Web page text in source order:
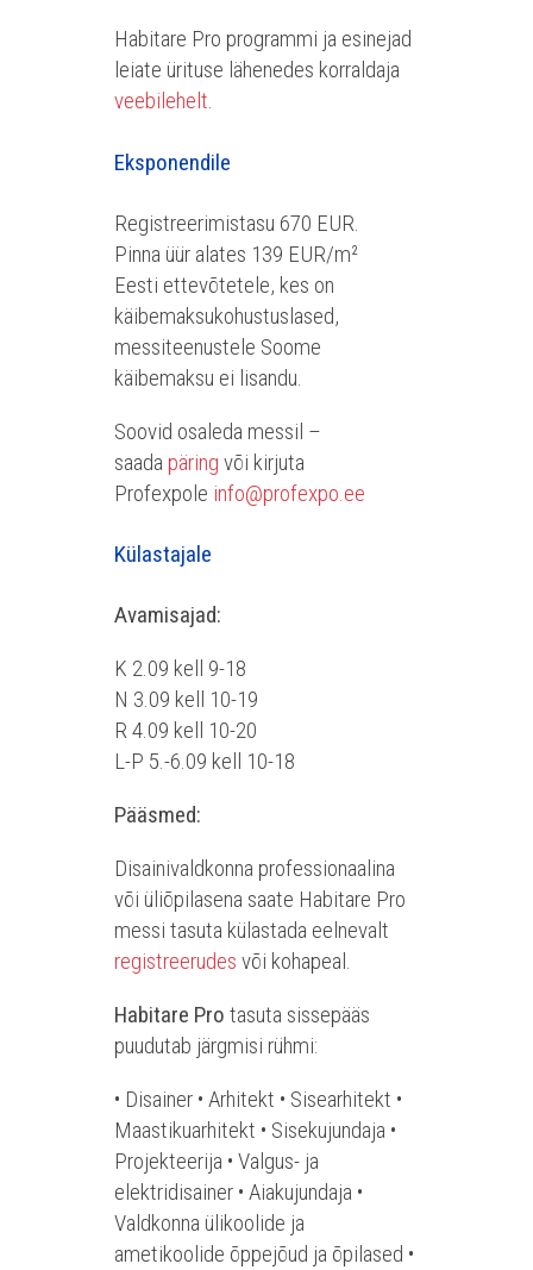
Habitare Pro programmi ja esinejad
leiate ürituse lähenedes korraldaja
veebilehelt.
Eksponendile
Registreerimistasu 670 EUR.
Pinna üür alates 139 EUR/m²
Eesti ettevõtetele, kes on
käibemaksukohustuslased,
messiteenustele Soome
käibemaksu ei lisandu.
Soovid osaleda messil –
saada päring või kirjuta
Profexpole info@profexpo.ee
Külastajale
Avamisajad:
K 2.09 kell 9-18
N 3.09 kell 10-19
R 4.09 kell 10-20
L-P 5.-6.09 kell 10-18
Pääsmed:
Disainivaldkonna professionaalina
või üliõpilasena saate Habitare Pro
messi tasuta külastada eelnevalt
registreerudes või kohapeal.
Habitare Pro tasuta sissepääs
puudutab järgmisi rühmi:
• Disainer • Arhitekt • Sisearhitekt •
Maastikuarhitekt • Sisekujundaja •
Projekteerija • Valgus- ja
elektridisainer • Aiakujundaja •
Valdkonna ülikoolide ja
ametikoolide õppejõud ja õpilased •